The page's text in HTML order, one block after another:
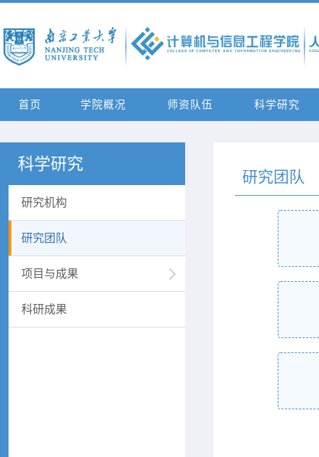
首页 学院概况 师资队伍 科学研究
科学研究
研究机构
研究团队
项目与成果
科研成果
研究团队